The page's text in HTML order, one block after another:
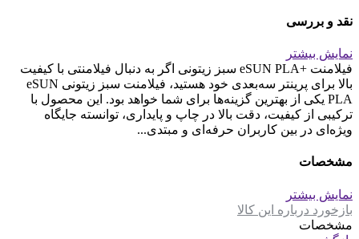
نقد و بررسی
نمایش بیشتر
فیلامنت +eSUN PLA سبز زیتونی اگر به دنبال فیلامنتی با کیفیت
بالا برای پرینتر سه‌بعدی خود هستید، فیلامنت سبز زیتونی eSUN
PLA یکی از بهترین گزینه‌ها برای شما خواهد بود. این محصول با
ترکیبی از کیفیت، دقت بالا در چاپ و پایداری، توانسته جایگاه
ویژه‌ای در بین کاربران حرفه‌ای و مبتدی...
مشخصات
نمایش بیشتر
بازخورد درباره این کالا
مشخصات